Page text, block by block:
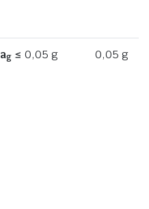
ag≤ 0,05 g 0,05 g